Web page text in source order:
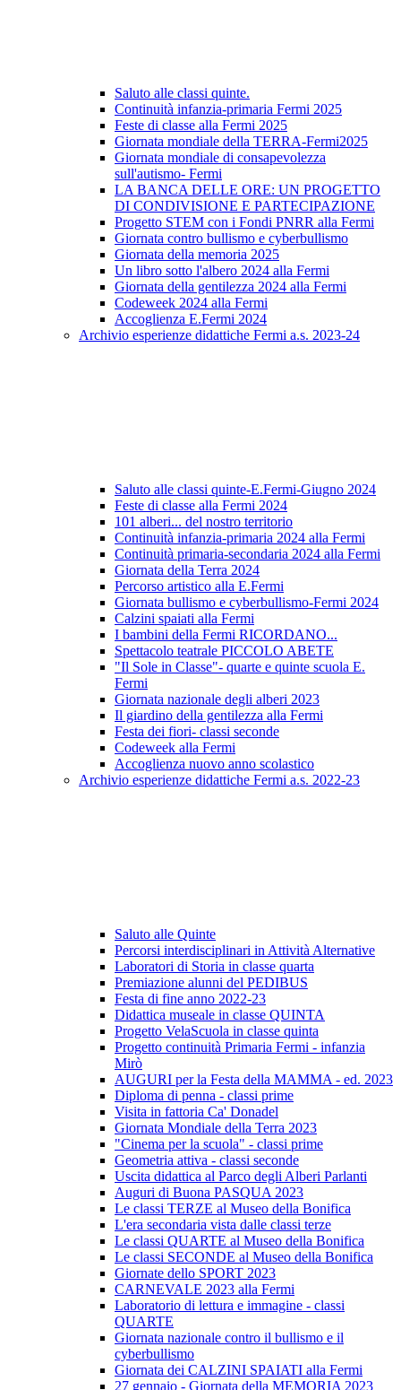
Saluto alle classi quinte.
Continuità infanzia-primaria Fermi 2025
Feste di classe alla Fermi 2025
Giornata mondiale della TERRA-Fermi2025
Giornata mondiale di consapevolezza
sull'autismo- Fermi
LA BANCA DELLE ORE: UN PROGETTO
DI CONDIVISIONE E PARTECIPAZIONE
Progetto STEM con i Fondi PNRR alla Fermi
Giornata contro bullismo e cyberbullismo
Giornata della memoria 2025
Un libro sotto l'albero 2024 alla Fermi
Giornata della gentilezza 2024 alla Fermi
Codeweek 2024 alla Fermi
Accoglienza E.Fermi 2024
Archivio esperienze didattiche Fermi a.s. 2023-24
Saluto alle classi quinte-E.Fermi-Giugno 2024
Feste di classe alla Fermi 2024
101 alberi... del nostro territorio
Continuità infanzia-primaria 2024 alla Fermi
Continuità primaria-secondaria 2024 alla Fermi
Giornata della Terra 2024
Percorso artistico alla E.Fermi
Giornata bullismo e cyberbullismo-Fermi 2024
Calzini spaiati alla Fermi
I bambini della Fermi RICORDANO...
Spettacolo teatrale PICCOLO ABETE
"Il Sole in Classe"- quarte e quinte scuola E.
Fermi
Giornata nazionale degli alberi 2023
Il giardino della gentilezza alla Fermi
Festa dei fiori- classi seconde
Codeweek alla Fermi
Accoglienza nuovo anno scolastico
Archivio esperienze didattiche Fermi a.s. 2022-23
Saluto alle Quinte
Percorsi interdisciplinari in Attività Alternative
Laboratori di Storia in classe quarta
Premiazione alunni del PEDIBUS
Festa di fine anno 2022-23
Didattica museale in classe QUINTA
Progetto VelaScuola in classe quinta
Progetto continuità Primaria Fermi - infanzia
Mirò
AUGURI per la Festa della MAMMA - ed. 2023
Diploma di penna - classi prime
Visita in fattoria Ca' Donadel
Giornata Mondiale della Terra 2023
"Cinema per la scuola" - classi prime
Geometria attiva - classi seconde
Uscita didattica al Parco degli Alberi Parlanti
Auguri di Buona PASQUA 2023
Le classi TERZE al Museo della Bonifica
L'era secondaria vista dalle classi terze
Le classi QUARTE al Museo della Bonifica
Le classi SECONDE al Museo della Bonifica
Giornate dello SPORT 2023
CARNEVALE 2023 alla Fermi
Laboratorio di lettura e immagine - classi
QUARTE
Giornata nazionale contro il bullismo e il
cyberbullismo
Giornata dei CALZINI SPAIATI alla Fermi
27 gennaio - Giornata della MEMORIA 2023